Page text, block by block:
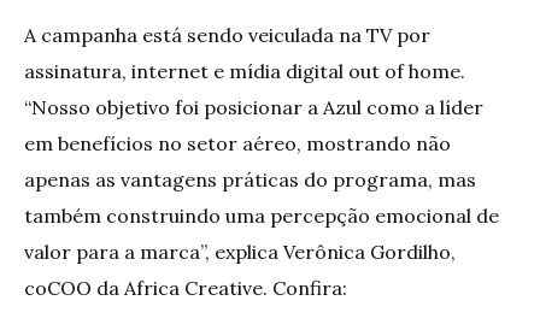
A campanha está sendo veiculada na TV por
assinatura, internet e mídia digital out of home.
“Nosso objetivo foi posicionar a Azul como a líder
em benefícios no setor aéreo, mostrando não
apenas as vantagens práticas do programa, mas
também construindo uma percepção emocional de
valor para a marca”, explica Verônica Gordilho,
coCOO da Africa Creative. Confira: